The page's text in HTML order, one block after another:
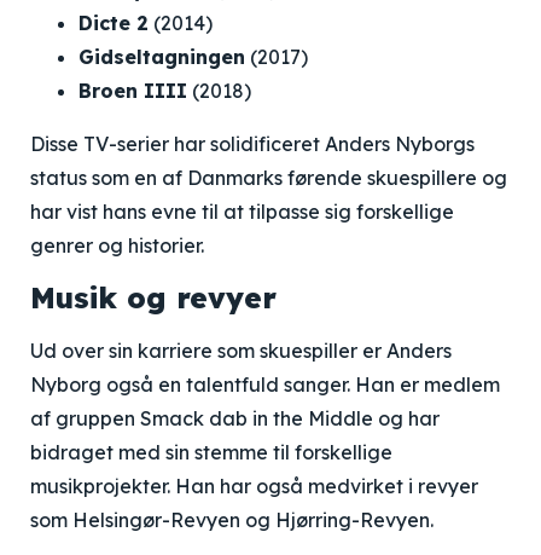
Dicte 2 (2014)
Gidseltagningen (2017)
Broen IIII (2018)
Disse TV-serier har solidificeret Anders Nyborgs
status som en af ​​Danmarks førende skuespillere og
har vist hans evne til at tilpasse sig forskellige
genrer og historier.
Musik og revyer
Ud over sin karriere som skuespiller er Anders
Nyborg også en talentfuld sanger. Han er medlem
af gruppen Smack dab in the Middle og har
bidraget med sin stemme til forskellige
musikprojekter. Han har også medvirket i revyer
som Helsingør-Revyen og Hjørring-Revyen.